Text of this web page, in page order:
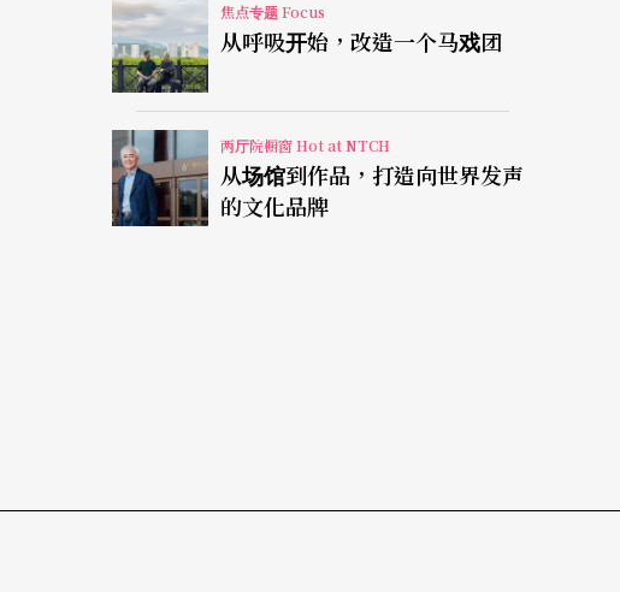
焦点专题 Focus
从呼吸开始，改造一个马戏团
两厅院橱窗 Hot at NTCH
从场馆到作品，打造向世界发声
的文化品牌